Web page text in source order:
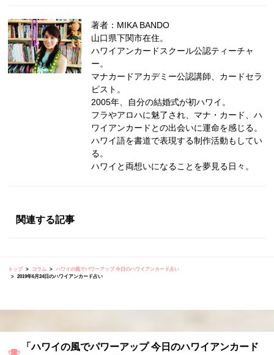
著者：MIKA BANDO
山口県下関市在住。
ハワイアンカードスクール公認ティーチャ
ー。
マナカードアカデミー公認講師、カードセラ
ピスト。
2005年、自分の結婚式が初ハワイ。
フラやアロハに魅了され、マナ・カード、ハ
ワイアンカードとの出会いに運命を感じる。
ハワイ語を書道で表現する制作活動もしてい
る。
ハワイと両想いになることを夢見る日々。
関連する記事
トップ コラム
ハワイの風でパワーアップ 今日のハワイアンカード占い
2019年6月24日のハワイアンカード占い
「ハワイの風でパワーアップ 今日のハワイアンカード